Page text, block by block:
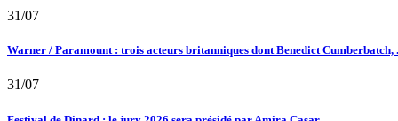
31/07
Warner / Paramount : trois acteurs britanniques dont Benedict Cumberbatch,
31/07